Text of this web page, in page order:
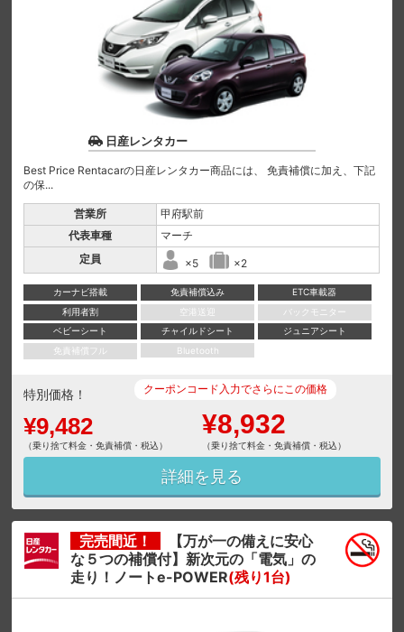
日産レンタカー
Best Price Rentacarの日産レンタカー商品には、 免責補償に加え、下記
の保...
営業所
甲府駅前
代表車種
マーチ
定員
×5 ×2
カーナビ搭載 免責補償込み
ETC車載器
利用者割
空港送迎
バックモニター
ベビーシート
チャイルドシート
ジュニアシート
免責補償フル
Bluetooth
特別価格！
¥9,482
（乗り捨て料金・免責補償・税込）
クーポンコード入力でさらにこの価格
¥8,932
（乗り捨て料金・免責補償・税込）
詳細を見る
完売間近！
【万が一の備えに安心
な５つの補償付】新次元の「電気」の
走り！ノートe-POWER(残り1台)